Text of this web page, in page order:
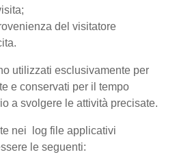
del visitatore
utilizzati esclusivamente per
e conservati per il tempo
a svolgere le attività precisate.
nei log file applicativi
le seguenti: